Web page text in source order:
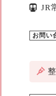
JR
お問い